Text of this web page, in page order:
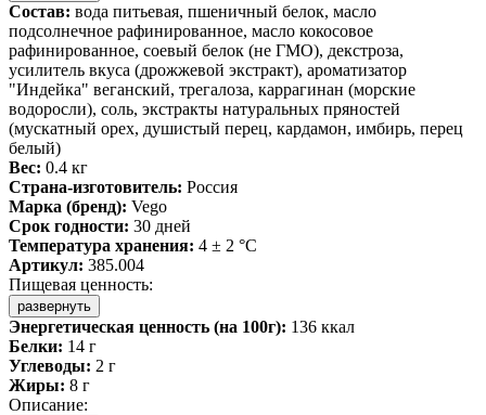
Состав: вода питьевая, пшеничный белок, масло
подсолнечное рафинированное, масло кокосовое
рафинированное, соевый белок (не ГМО), декстроза,
усилитель вкуса (дрожжевой экстракт), ароматизатор
"Индейка" веганский, трегалоза, каррагинан (морские
водоросли), соль, экстракты натуральных пряностей
(мускатный орех, душистый перец, кардамон, имбирь, перец
белый)
Вес: 0.4 кг
Страна-изготовитель: Россия
Марка (бренд): Vego
Срок годности: 30 дней
Температура хранения: 4 ± 2 °C
Артикул: 385.004
Пищевая ценность:
развернуть
Энергетическая ценность (на 100г): 136 ккал
Белки: 14 г
Углеводы: 2 г
Жиры: 8 г
Описание: